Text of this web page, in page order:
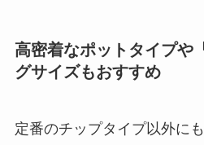
高密着なポットタイプや
グサイズもおすすめ
定番のチップタイプ以外に